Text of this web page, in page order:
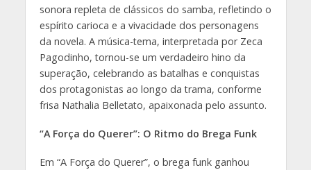
sonora repleta de clássicos do samba, refletindo o
espírito carioca e a vivacidade dos personagens
da novela. A música-tema, interpretada por Zeca
Pagodinho, tornou-se um verdadeiro hino da
superação, celebrando as batalhas e conquistas
dos protagonistas ao longo da trama, conforme
frisa Nathalia Belletato, apaixonada pelo assunto.
“A Força do Querer”: O Ritmo do Brega Funk
Em “A Força do Querer”, o brega funk ganhou